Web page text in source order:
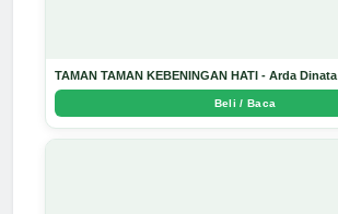
TAMAN TAMAN KEBENINGAN HATI - Arda Dinata
Beli / Baca